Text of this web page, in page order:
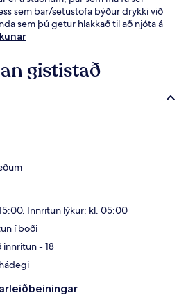
sem bar/setustofa býður drykki við
sem þú getur hlakkað til að njóta á
líkamsræktaraðstaða og
í 4 mínútna göngufjarlægð og
5 mínútna.gististað
Innritun lýkur: kl. 05:00
í boði
innritun - 18